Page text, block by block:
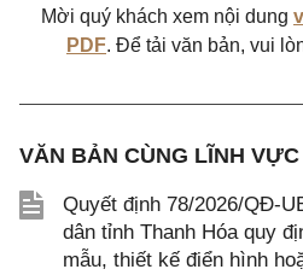
Mời quý khách xem nội dung
PDF. Để tải văn bản, vui
VĂN BẢN CÙNG LĨNH VỰC
Quyết định 78/2026/QĐ-
dân tỉnh Thanh Hóa quy
mẫu, thiết kế điển hình